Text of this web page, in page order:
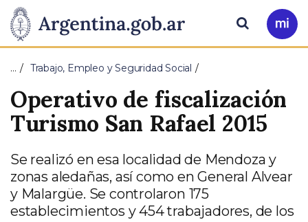
Presidencia
de
la
Nación
Pasar al contenido principal
Ir
a
Buscar
… Trabajo, Empleo y Seguridad Social
Operativo de fiscalización
Turismo San Rafael 2015
Se realizó en esa localidad de Mendoza y
zonas aledañas, así como en General Alvear
y Malargüe. Se controlaron 175
establecimientos y 454 trabajadores, de los